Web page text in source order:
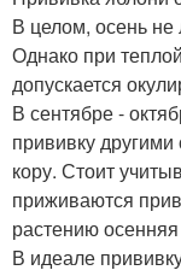
В целом, осень не
Однако при
допускается
В сентябре -
прививку
кору. Стоит
приживаются
растению
В идеале